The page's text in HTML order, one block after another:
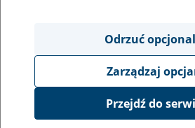
lokalizacja Biura Terenowego ZUS w
Nowa siedzibabiura będzie się
zmodernizowanym budynku przyul.
Nidzicy.
Odrzuć
Zarządzaj
Przejdź do